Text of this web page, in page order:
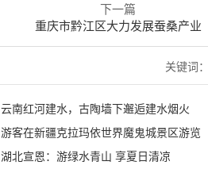
下一篇
重庆市黔江区大力发展蚕桑产业
关键词
云南红河建水，古陶墙下邂逅建水烟火
游客在新疆克拉玛依世界魔鬼城景区游览
湖北宣恩：游绿水青山 享夏日清凉